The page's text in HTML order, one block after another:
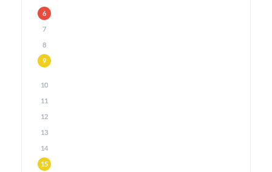
6
7
8
9
10
11
12
13
14
15